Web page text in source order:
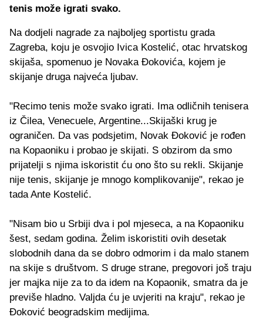
tenis može igrati svako.
Na dodjeli nagrade za najboljeg sportistu grada
Zagreba, koju je osvojio Ivica Kostelić, otac hrvatskog
skijaša, spomenuo je Novaka Đokovića, kojem je
skijanje druga najveća ljubav.
"Recimo tenis može svako igrati. Ima odličnih tenisera
iz Čilea, Venecuele, Argentine...Skijaški krug je
ograničen. Da vas podsjetim, Novak Đoković je rođen
na Kopaoniku i probao je skijati. S obzirom da smo
prijatelji s njima iskoristit ću ono što su rekli. Skijanje
nije tenis, skijanje je mnogo komplikovanije", rekao je
tada Ante Kostelić.
"Nisam bio u Srbiji dva i pol mjeseca, a na Kopaoniku
šest, sedam godina. Želim iskoristiti ovih desetak
slobodnih dana da se dobro odmorim i da malo stanem
na skije s društvom. S druge strane, pregovori još traju
jer majka nije za to da idem na Kopaonik, smatra da je
previše hladno. Valjda ću je uvjeriti na kraju", rekao je
Đoković beogradskim medijima.